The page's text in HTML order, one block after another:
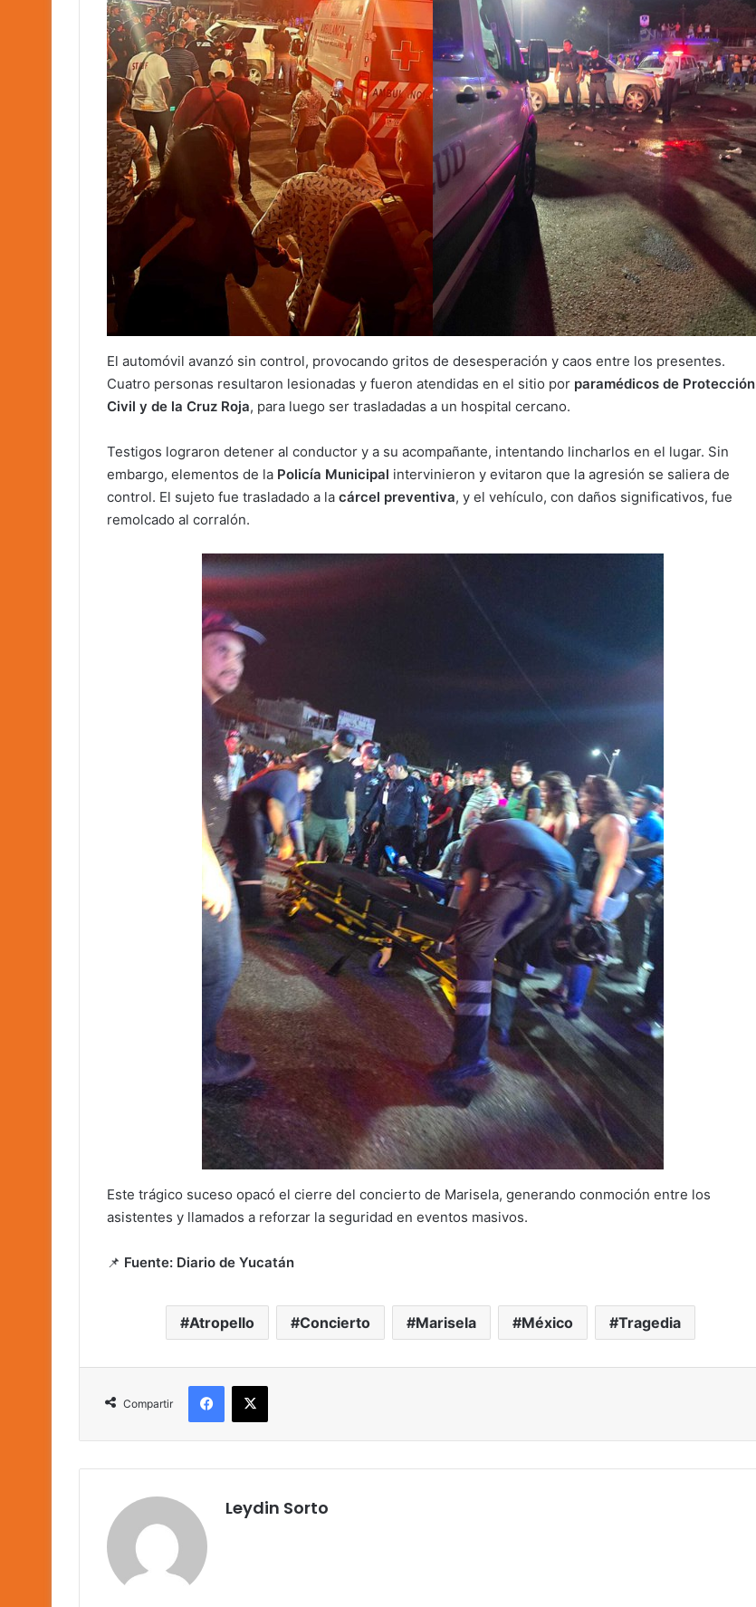
El automóvil avanzó sin control, provocando gritos de desesperación y caos entre los presentes.
Cuatro personas resultaron lesionadas y fueron atendidas en el sitio por paramédicos de Protección
Civil y de la Cruz Roja, para luego ser trasladadas a un hospital cercano.
Testigos lograron detener al conductor y a su acompañante, intentando lincharlos en el lugar. Sin
embargo, elementos de la Policía Municipal intervinieron y evitaron que la agresión se saliera de
control. El sujeto fue trasladado a la cárcel preventiva, y el vehículo, con daños significativos, fue
remolcado al corralón.
Este trágico suceso opacó el cierre del concierto de Marisela, generando conmoción entre los
asistentes y llamados a reforzar la seguridad en eventos masivos.
📌 Fuente: Diario de Yucatán
Atropello Concierto Marisela México Tragedia
Compartir
Facebook
X
Leydin Sorto